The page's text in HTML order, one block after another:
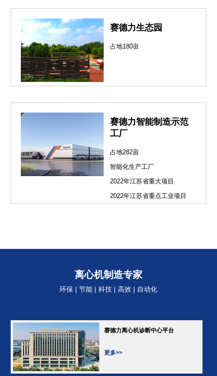
赛德力生态园
占地180亩
赛德力智能制造示范
工厂
占地282亩
智能化生产工厂
2022年江苏省重大项目
2022年江苏省重点工业项目
离心机制造专家
环保 | 节能 | 科技 | 高效 | 自动化
赛德力离心机诊断中心平台
更多>>